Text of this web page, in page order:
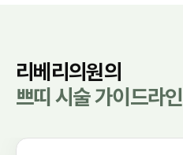
리베리의원의
쁘띠 시술 가이드라인